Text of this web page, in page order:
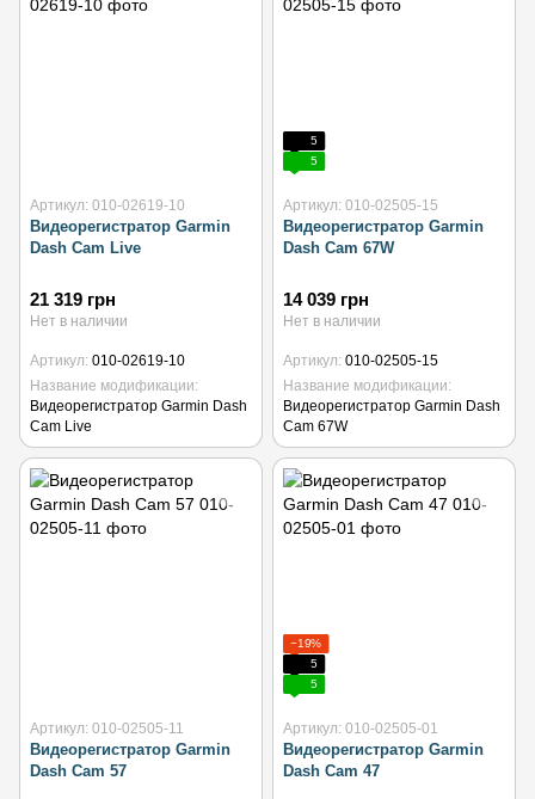
Артикул: 010-02619-10
Видеорегистратор Garmin
Dash Cam Live
21 319 грн
Нет в наличии
Артикул 010-02619-10
Название модификации
Видеорегистратор Garmin Dash
Cam Live
5
5
Артикул: 010-02505-15
Видеорегистратор Garmin
Dash Cam 67W
14 039 грн
Нет в наличии
Артикул 010-02505-15
Название модификации
Видеорегистратор Garmin Dash
Cam 67W
Артикул: 010-02505-11
Видеорегистратор Garmin
Dash Cam 57
−19%
5
5
Артикул: 010-02505-01
Видеорегистратор Garmin
Dash Cam 47